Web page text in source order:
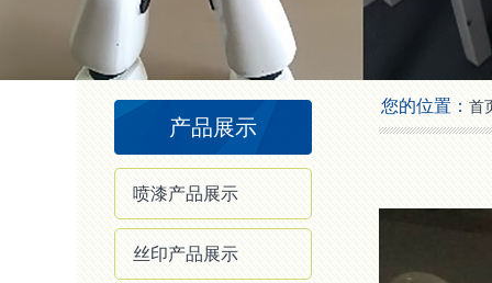
产品展示
喷漆产品展示
丝印产品展示
您的位置：首